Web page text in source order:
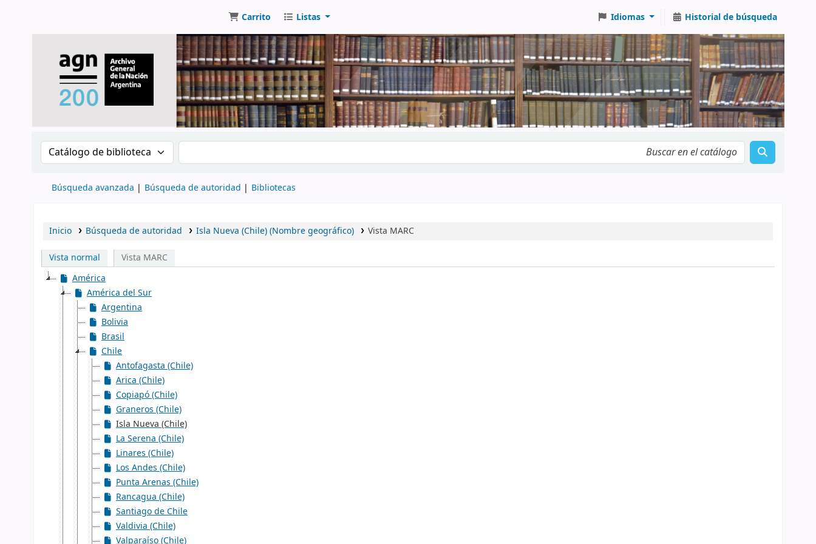
Carrito Listas Idiomas Historial de búsqueda
Buscar en el catálogo por: Buscar en el catálogo
Búsqueda avanzada Búsqueda de autoridad Bibliotecas
Inicio Búsqueda de autoridad Isla Nueva (Chile) (Nombre geográfico) Vista MARC
Vista normal
Vista MARC
América
América del Sur
Argentina
Bolivia
Brasil
Chile
Antofagasta (Chile)
Arica (Chile)
Copiapó (Chile)
Graneros (Chile)
Isla Nueva (Chile)
La Serena (Chile)
Linares (Chile)
Los Andes (Chile)
Punta Arenas (Chile)
Rancagua (Chile)
Santiago de Chile
Valdivia (Chile)
Valparaíso (Chile)